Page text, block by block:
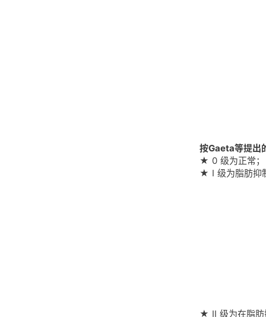
按Gaeta等提出
★ 0 级为正常；
★ I 级为脂肪抑
★ II 级为在脂肪